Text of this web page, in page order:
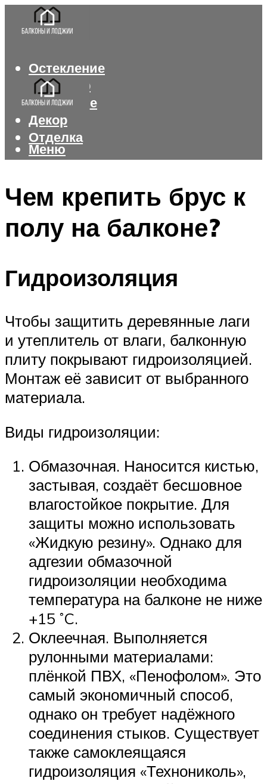
Остекление
Интерьер
Утепление
Декор
Отделка
Меню
Чем крепить брус к
полу на балконе?
Гидроизоляция
Чтобы защитить деревянные лаги
и утеплитель от влаги, балконную
плиту покрывают гидроизоляцией.
Монтаж её зависит от выбранного
материала.
Виды гидроизоляции:
Обмазочная. Наносится кистью,
застывая, создаёт бесшовное
влагостойкое покрытие. Для
защиты можно использовать
«Жидкую резину». Однако для
адгезии обмазочной
гидроизоляции необходима
температура на балконе не ниже
+15 ˚C.
Оклеечная. Выполняется
рулонными материалами:
плёнкой ПВХ, «Пенофолом». Это
самый экономичный способ,
однако он требует надёжного
соединения стыков. Существует
также самоклеящаяся
гидроизоляция «Технониколь»,